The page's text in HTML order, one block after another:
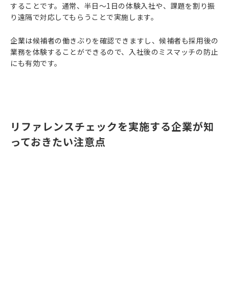
することです。通常、半日〜1日の体験入社や、課題を割り振
り遠隔で対応してもらうことで実施します。
企業は候補者の働きぶりを確認できますし、候補者も採用後の
業務を体験することができるので、入社後のミスマッチの防止
にも有効です。
リファレンスチェックを実施する企業が知
っておきたい注意点